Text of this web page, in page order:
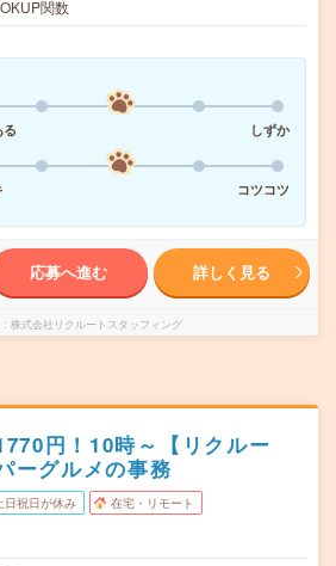
関数
しずか
コツコツ
応募へ進む 詳しく見る
株式会社リクルートスタッフィング
円！10時～【リクルー
ーグルメの事務
日祝日が休み 在宅・リモート